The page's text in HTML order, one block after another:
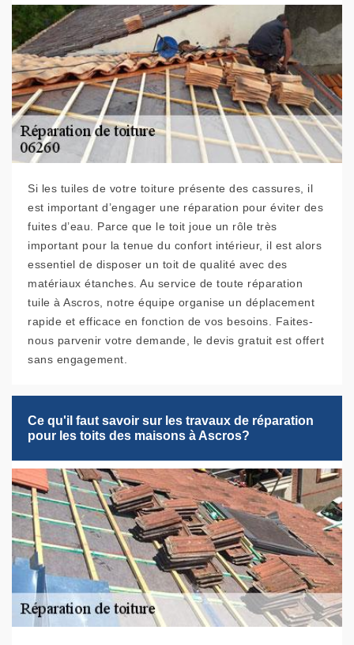
Si les tuiles de votre toiture présente des cassures, il
est important d’engager une réparation pour éviter des
fuites d’eau. Parce que le toit joue un rôle très
important pour la tenue du confort intérieur, il est alors
essentiel de disposer un toit de qualité avec des
matériaux étanches. Au service de toute réparation
tuile à Ascros, notre équipe organise un déplacement
rapide et efficace en fonction de vos besoins. Faites-
nous parvenir votre demande, le devis gratuit est offert
sans engagement.
Ce qu'il faut savoir sur les travaux de réparation
pour les toits des maisons à Ascros?